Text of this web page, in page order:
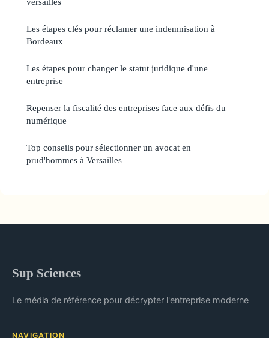
Les étapes clés pour réclamer une indemnisation à
Bordeaux
Les étapes pour changer le statut juridique d'une
entreprise
Repenser la fiscalité des entreprises face aux défis du
numérique
Top conseils pour sélectionner un avocat en
prud'hommes à Versailles
Sup Sciences
Le média de référence pour décrypter l'entreprise moderne
NAVIGATION